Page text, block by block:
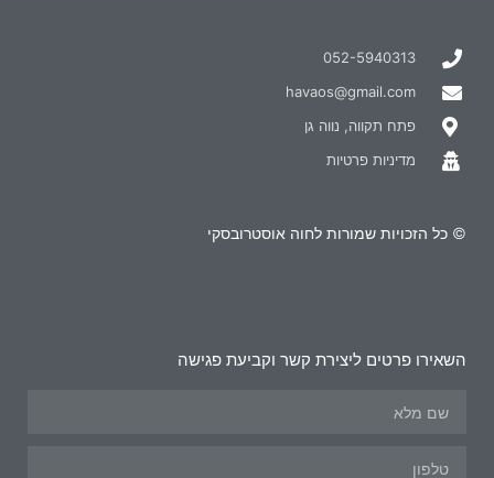
052-5940313
havaos@gmail.com
פתח תקווה, נווה גן
מדיניות פרטיות
© כל הזכויות שמורות לחוה אוסטרובסקי
השאירו פרטים ליצירת קשר וקביעת פגישה